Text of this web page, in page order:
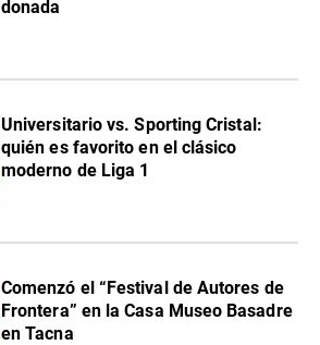
donada
Universitario vs. Sporting Cristal:
quién es favorito en el clásico
moderno de Liga 1
Comenzó el “Festival de Autores de
Frontera” en la Casa Museo Basadre
en Tacna